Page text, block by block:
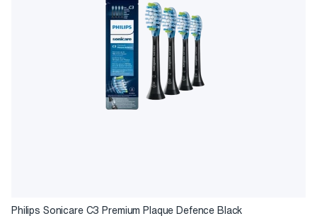
Philips Sonicare C3 Premium Plaque Defence Black